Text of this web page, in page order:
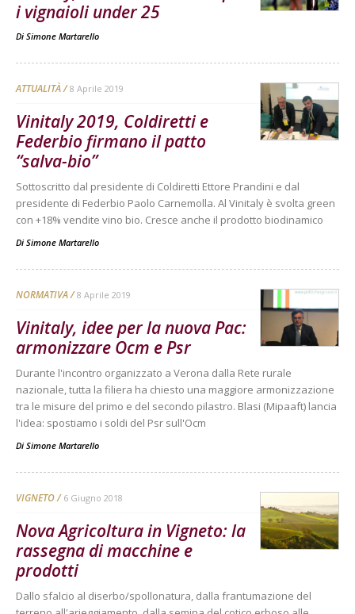
i vignaioli under 25
Di Simone Martarello
ATTUALITÀ 8 Aprile 2019
Vinitaly 2019, Coldiretti e
Federbio firmano il patto
“salva-bio”
Sottoscritto dal presidente di Coldiretti Ettore Prandini e dal
presidente di Federbio Paolo Carnemolla. Al Vinitaly è svolta green
con +18% vendite vino bio. Cresce anche il prodotto biodinamico
Di Simone Martarello
NORMATIVA 8 Aprile 2019
Vinitaly, idee per la nuova Pac:
armonizzare Ocm e Psr
Durante l'incontro organizzato a Verona dalla Rete rurale
nazionale, tutta la filiera ha chiesto una maggiore armonizzazione
tra le misure del primo e del secondo pilastro. Blasi (Mipaaft) lancia
l'idea: spostiamo i soldi del Psr sull'Ocm
Di Simone Martarello
VIGNETO 6 Giugno 2018
Nova Agricoltura in Vigneto: la
rassegna di macchine e
prodotti
Dallo sfalcio al diserbo/spollonatura, dalla frantumazione del